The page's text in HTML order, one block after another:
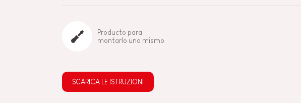
Producto para
montarlo uno mismo
SCARICA LE ISTRUZIONI